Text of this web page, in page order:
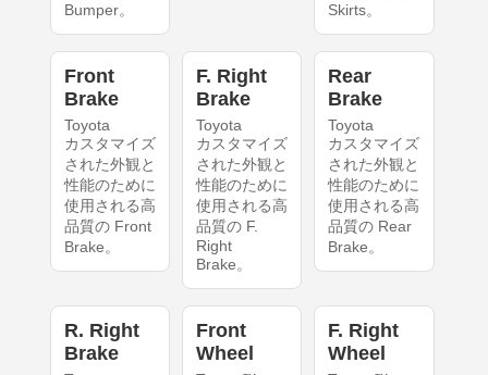
Bumper。
Skirts。
Front
Brake
Toyota
カスタマイズ
された外観と
性能のために
使用される高
品質の Front
Brake。
F. Right
Brake
Toyota
カスタマイズ
された外観と
性能のために
使用される高
品質の F.
Right
Brake。
Rear
Brake
Toyota
カスタマイズ
された外観と
性能のために
使用される高
品質の Rear
Brake。
R. Right
Brake
Front
Wheel
F. Right
Wheel